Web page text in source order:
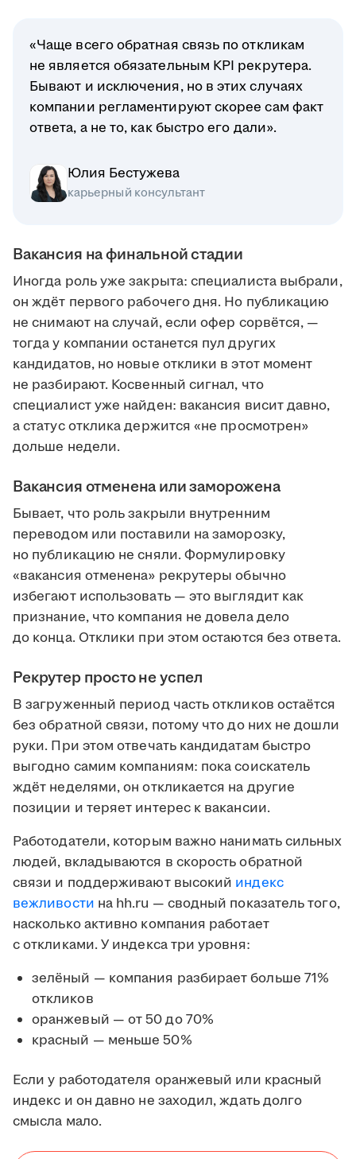
«Чаще всего обратная связь по откликам
не является обязательным KPI рекрутера.
Бывают и исключения, но в этих случаях
компании регламентируют скорее сам факт
ответа, а не то, как быстро его дали».
Юлия Бестужева
карьерный консультант
Вакансия на финальной стадии
Иногда роль уже закрыта: специалиста выбрали,
он ждёт первого рабочего дня. Но публикацию
не снимают на случай, если офер сорвётся, —
тогда у компании останется пул других
кандидатов, но новые отклики в этот момент
не разбирают. Косвенный сигнал, что
специалист уже найден: вакансия висит давно,
а статус отклика держится «не просмотрен»
дольше недели.
Вакансия отменена или заморожена
Бывает, что роль закрыли внутренним
переводом или поставили на заморозку,
но публикацию не сняли. Формулировку
«вакансия отменена» рекрутеры обычно
избегают использовать — это выглядит как
признание, что компания не довела дело
до конца. Отклики при этом остаются без ответа.
Рекрутер просто не успел
В загруженный период часть откликов остаётся
без обратной связи, потому что до них не дошли
руки. При этом отвечать кандидатам быстро
выгодно самим компаниям: пока соискатель
ждёт неделями, он откликается на другие
позиции и теряет интерес к вакансии.
Работодатели, которым важно нанимать сильных
людей, вкладываются в скорость обратной
связи и поддерживают высокий индекс
вежливости на hh.ru — сводный показатель того,
насколько активно компания работает
с откликами. У индекса три уровня:
зелёный — компания разбирает больше 71%
откликов
оранжевый — от 50 до 70%
красный — меньше 50%
Если у работодателя оранжевый или красный
индекс и он давно не заходил, ждать долго
смысла мало.